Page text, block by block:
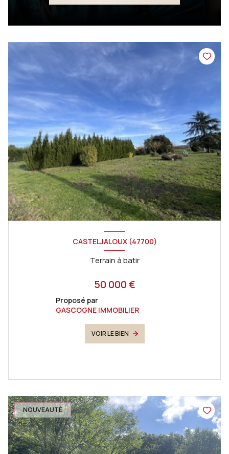
CASTELJALOUX (47700)
Terrain à batir
50 000 €
Proposé par
GASCOGNE IMMOBILIER
VOIR LE BIEN
NOUVEAUTÉ